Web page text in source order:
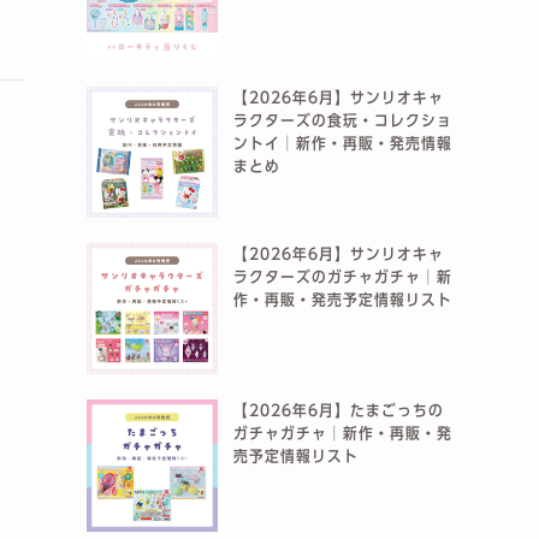
【2026年6月】サンリオキャ
ラクターズの食玩・コレクショ
ントイ│新作・再販・発売情報
まとめ
【2026年6月】サンリオキャ
ラクターズのガチャガチャ│新
作・再販・発売予定情報リスト
【2026年6月】たまごっちの
ガチャガチャ│新作・再販・発
売予定情報リスト